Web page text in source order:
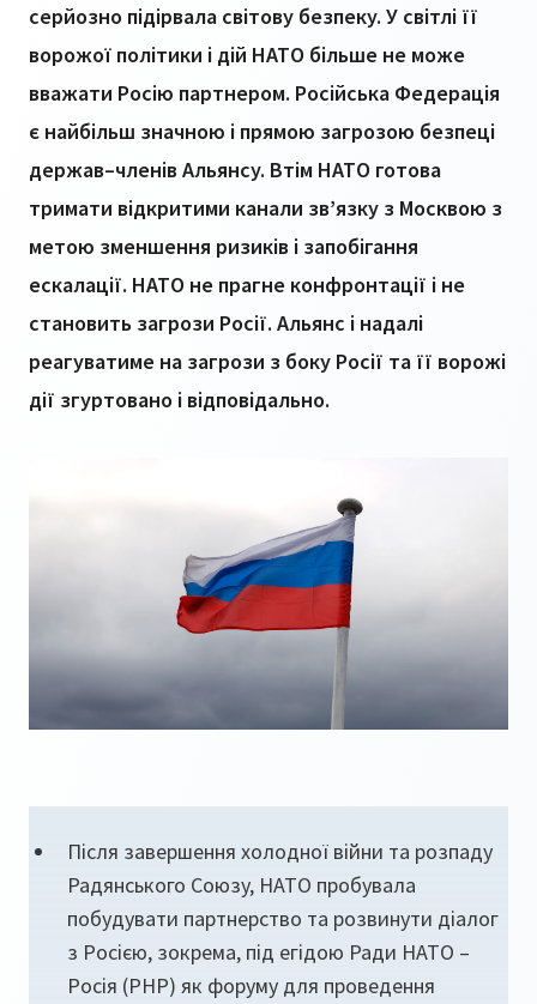
серйозно підірвала світову безпеку. У світлі її
ворожої політики і дій НАТО більше не може
вважати Росію партнером. Російська Федерація
є найбільш значною і прямою загрозою безпеці
держав–членів Альянсу. Втім НАТО готова
тримати відкритими канали зв’язку з Москвою з
метою зменшення ризиків і запобігання
ескалації. НАТО не прагне конфронтації і не
становить загрози Росії. Альянс і надалі
реагуватиме на загрози з боку Росії та її ворожі
дії згуртовано і відповідально.
Після завершення холодної війни та розпаду
Радянського Союзу, НАТО пробувала
побудувати партнерство та розвинути діалог
з Росією, зокрема, під егідою Ради НАТО –
Росія (РНР) як форуму для проведення